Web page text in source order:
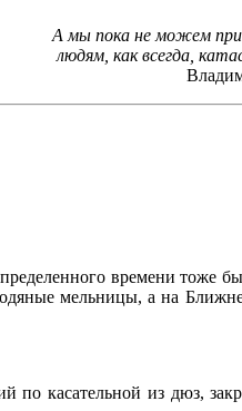
А мы пока не можем
людям, как всегда,
времени тоже
мельницы, а на
по касательной из дюз,